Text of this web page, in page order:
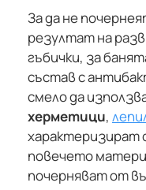
За да не
резултат на
гъбички, за
състав с
смело да
херметици,
характеризират
повечето
почерняват от